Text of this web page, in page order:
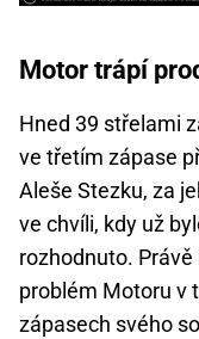
Motor trápí
Hned 39 střelami
ve třetím zápase
Aleše Stezku, za
ve chvíli, kdy už
rozhodnuto.
problém Motoru v
zápasech svého